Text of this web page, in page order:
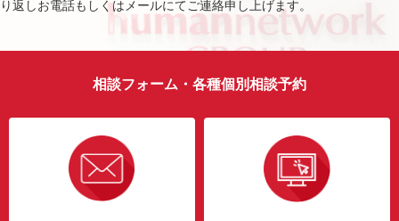
り返しお電話もしくはメールにてご連絡申し上げます。
相談フォーム・各種個別相談予約